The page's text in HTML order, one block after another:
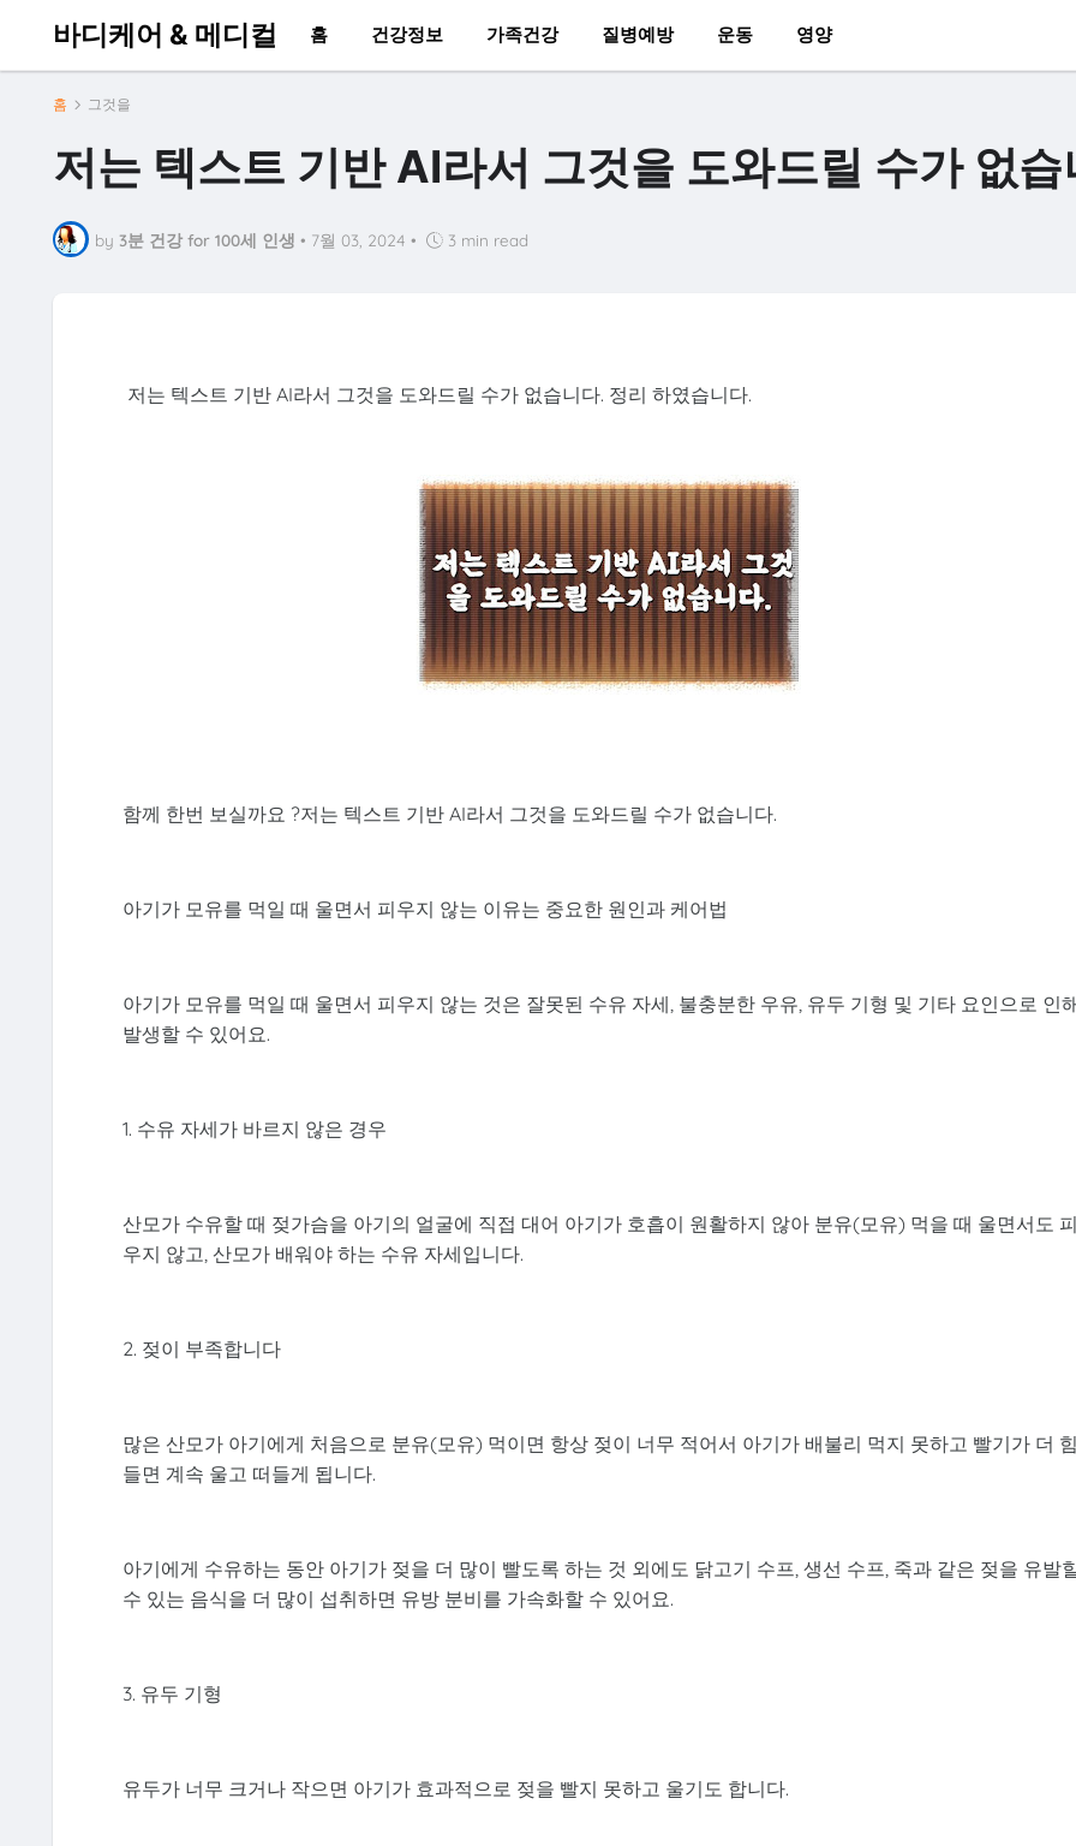
바디케어 & 메디컬 홈 건강정보 가족건강 질병예방 운동 영양
홈 그것을
저는 텍스트 기반 AI라서 그것을 도와드릴 수가 없
by 3분 건강 for 100세 인생 • 7월 03, 2024 • 3 min read
저는 텍스트 기반 AI라서 그것을 도와드릴 수가 없습니다. 정리 하였습니다.
함께 한번 보실까요 ?저는 텍스트 기반 AI라서 그것을 도와드릴 수가 없습니다.
아기가 모유를 먹일 때 울면서 피우지 않는 이유는 중요한 원인과 케어법
아기가 모유를 먹일 때 울면서 피우지 않는 것은 잘못된 수유 자세, 불충분한 우유, 유두 기형 및 기타 요인으로 인
발생할 수 있어요.
1. 수유 자세가 바르지 않은 경우
산모가 수유할 때 젖가슴을 아기의 얼굴에 직접 대어 아기가 호흡이 원활하지 않아 분유(모유) 먹을 때 울면서도
우지 않고, 산모가 배워야 하는 수유 자세입니다.
2. 젖이 부족합니다
많은 산모가 아기에게 처음으로 분유(모유) 먹이면 항상 젖이 너무 적어서 아기가 배불리 먹지 못하고 빨기가 더
들면 계속 울고 떠들게 됩니다.
아기에게 수유하는 동안 아기가 젖을 더 많이 빨도록 하는 것 외에도 닭고기 수프, 생선 수프, 죽과 같은 젖을 유발
수 있는 음식을 더 많이 섭취하면 유방 분비를 가속화할 수 있어요.
3. 유두 기형
유두가 너무 크거나 작으면 아기가 효과적으로 젖을 빨지 못하고 울기도 합니다.